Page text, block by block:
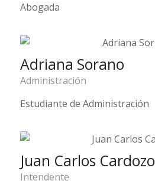
Abogada
Adriana Sorano
Administración
Estudiante de Administración
Juan Carlos Cardozo
Intendente